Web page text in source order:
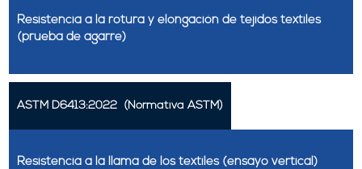
Resistencia a la rotura y elongación de tejidos textiles
(prueba de agarre)
ASTM D6413:2022 (Normativa ASTM)
Resistencia a la llama de los textiles (ensayo vertical)